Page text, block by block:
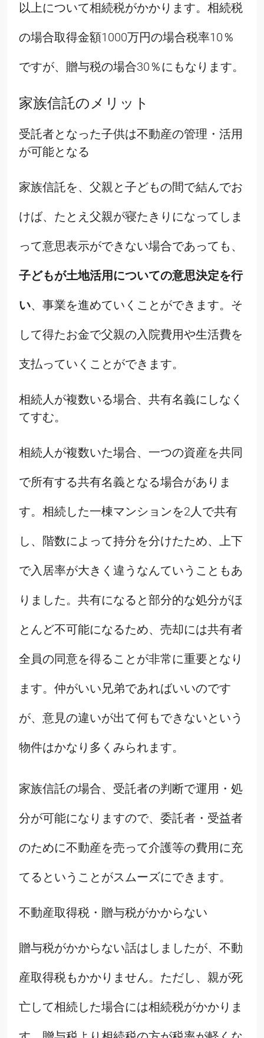
以上について相続税がかかります。相続税
の場合取得金額1000万円の場合税率10％
ですが、贈与税の場合30％にもなります。
家族信託のメリット
受託者となった子供は不動産の管理・活用
が可能となる
家族信託を、父親と子どもの間で結んでお
けば、たとえ父親が寝たきりになってしま
って意思表示ができない場合であっても、
子どもが土地活用についての意思決定を行
い、事業を進めていくことができます。そ
して得たお金で父親の入院費用や生活費を
支払っていくことができます。
相続人が複数いる場合、共有名義にしなく
てすむ。
相続人が複数いた場合、一つの資産を共同
で所有する共有名義となる場合がありま
す。相続した一棟マンションを2人で共有
し、階数によって持分を分けたため、上下
で入居率が大きく違うなんていうこともあ
りました。共有になると部分的な処分がほ
とんど不可能になるため、売却には共有者
全員の同意を得ることが非常に重要となり
ます。仲がいい兄弟であればいいのです
が、意見の違いが出て何もできないという
物件はかなり多くみられます。
家族信託の場合、受託者の判断で運用・処
分が可能になりますので、委託者・受益者
のために不動産を売って介護等の費用に充
てるということがスムーズにできます。
不動産取得税・贈与税がかからない
贈与税がかからない話はしましたが、不動
産取得税もかかりません。ただし、親が死
亡して相続した場合には相続税がかかりま